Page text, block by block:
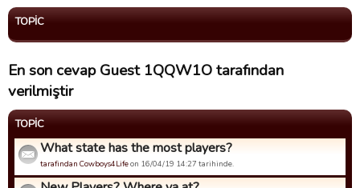
TOPIC
En son cevap Guest 1QQW1O tarafından
verilmiştir
TOPIC
What state has the most players?
tarafindan Cowboys4Lifeon 16/04/19 14:27 tarihinde.